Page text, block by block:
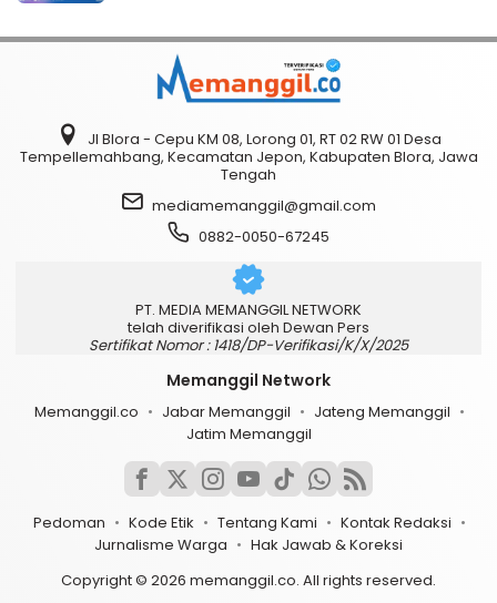
Jl Blora - Cepu KM 08, Lorong 01, RT 02 RW 01 Desa
Tempellemahbang, Kecamatan Jepon, Kabupaten Blora, Jawa
Tengah
mediamemanggil@gmail.com
0882-0050-67245
PT. MEDIA MEMANGGIL NETWORK
telah diverifikasi oleh Dewan Pers
Sertifikat Nomor : 1418/DP-Verifikasi/K/X/2025
Memanggil Network
Memanggil.co Jabar Memanggil
Jateng Memanggil
Jatim Memanggil
Pedoman Kode Etik Tentang Kami
Kontak Redaksi
Jurnalisme Warga
Hak Jawab & Koreksi
Copyright © 2026 memanggil.co. All rights reserved.